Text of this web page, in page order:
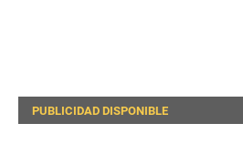
PUBLICIDAD DISPONIBLE